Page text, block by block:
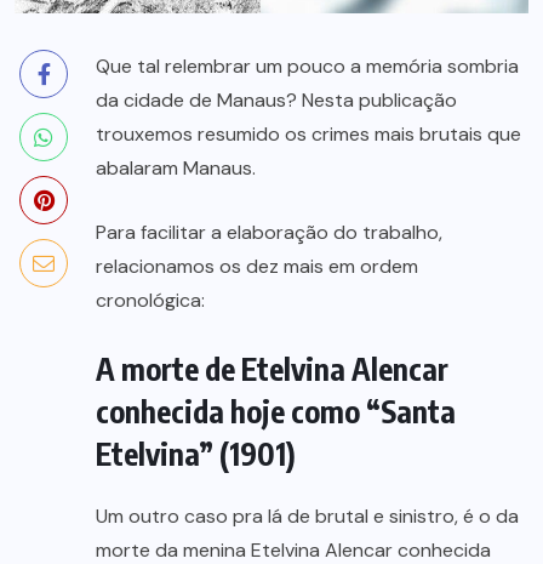
Que tal relembrar um pouco a memória sombria
da cidade de Manaus? Nesta publicação
trouxemos resumido os crimes mais brutais que
abalaram Manaus.
Para facilitar a elaboração do trabalho,
relacionamos os dez mais em ordem
cronológica:
A morte de Etelvina Alencar
conhecida hoje como “Santa
Etelvina” (1901)
Um outro caso pra lá de brutal e sinistro, é o da
morte da menina Etelvina Alencar conhecida